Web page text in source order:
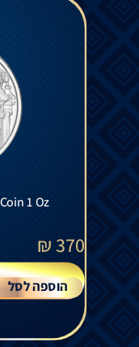
1 Oz
370
₪
הוספה לסל